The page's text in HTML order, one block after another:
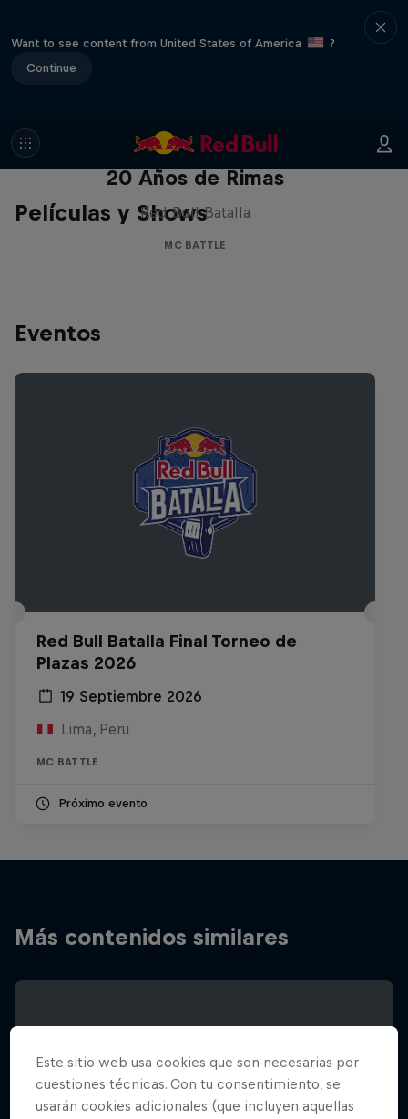
Want to see content from United States of America
?
Continue
Películas y Shows
Red Bull Batalla Nueva Historia:
20 Años de Rimas
Red Bull Batalla
MC BATTLE
Eventos
Red Bull Batalla Final Torneo de
Plazas 2026
19 Septiembre 2026
Lima, Peru
MC BATTLE
Próximo evento
Más contenidos similares
Este sitio web usa cookies que son necesarias por
cuestiones técnicas. Con tu consentimiento, se
usarán cookies adicionales (que incluyen aquellas